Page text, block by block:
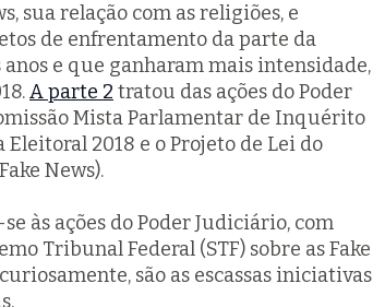
sua relação com as religiões, e
de enfrentamento da parte da
e que ganharam mais intensidade,
A parte 2 tratou das ações do Poder
Mista Parlamentar de Inquérito
Eleitoral 2018 e o Projeto de Lei do
News).
às ações do Poder Judiciário, com
Tribunal Federal (STF) sobre as Fake
são as escassas iniciativas